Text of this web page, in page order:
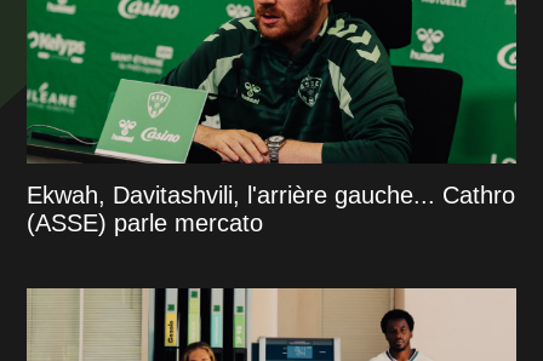
Ekwah, Davitashvili, l'arrière gauche... Cathro
(ASSE) parle mercato